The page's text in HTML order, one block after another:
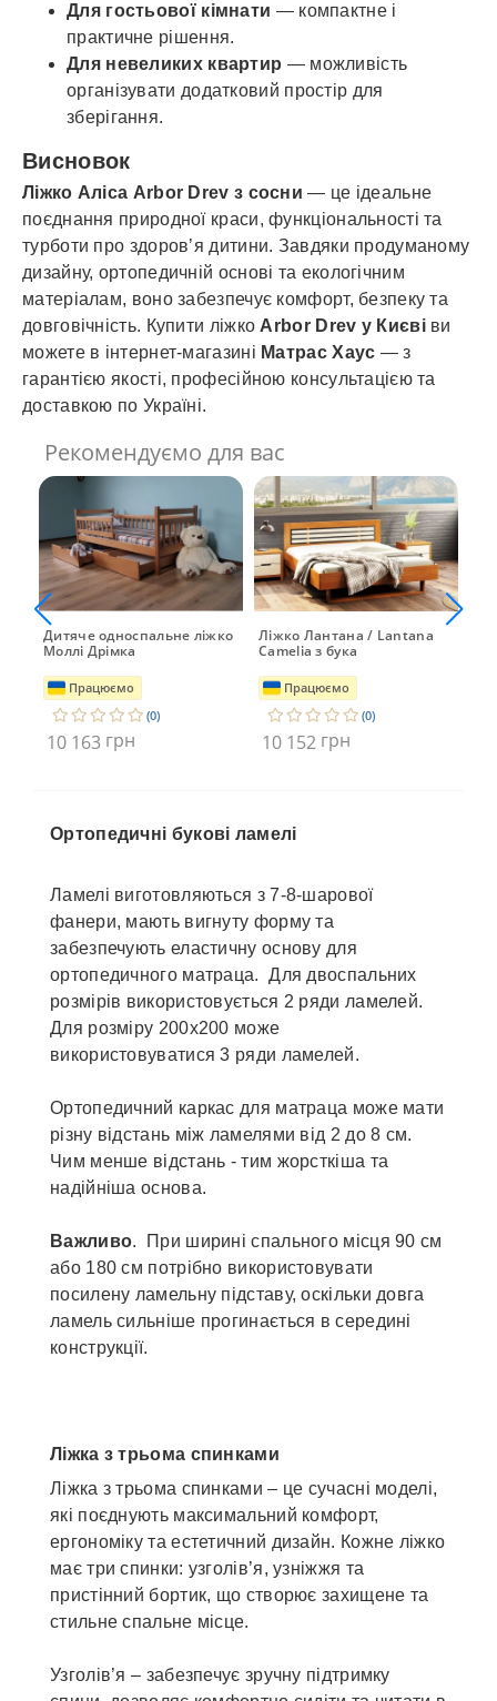
Для гостьової кімнати — компактне і
практичне рішення.
Для невеликих квартир — можливість
організувати додатковий простір для
зберігання.
Висновок
Ліжко Аліса Arbor Drev з сосни — це ідеальне
поєднання природної краси, функціональності та
турботи про здоров’я дитини. Завдяки продуманому
дизайну, ортопедичній основі та екологічним
матеріалам, воно забезпечує комфорт, безпеку та
довговічність. Купити ліжко Arbor Drev у Києвіви
можете в інтернет-магазині Матрас Хаус — з
гарантією якості, професійною консультацією та
доставкою по Україні.
Рекомендуємо для вас
Дитяче односпальне ліжко
Моллі Дрімка
Працюємо
(0)
10 163 грн
Ліжко Лантана / Lantana
Camelia з бука
Працюємо
(0)
10 152 грн
Ортопедичні букові ламелі
Ламелі виготовляються з 7-8-шарової
фанери, мають вигнуту форму та
забезпечують еластичну основу для
ортопедичного матраца. Для двоспальних
розмірів використовується 2 ряди ламелей.
Для розміру 200х200 може
використовуватися 3 ряди ламелей.
Ортопедичний каркас для матраца може мати
різну відстань між ламелями від 2 до 8 см.
Чим менше відстань - тим жорсткіша та
надійніша основа.
Важливо. При ширині спального місця 90 см
або 180 см потрібно використовувати
посилену ламельну підставу, оскільки довга
ламель сильніше прогинається в середині
конструкції.
Ліжка з трьома спинками
Ліжка з трьома спинками – це сучасні моделі,
які поєднують максимальний комфорт,
ергономіку та естетичний дизайн. Кожне ліжко
має три спинки: узголів’я, узніжжя та
пристінний бортик, що створює захищене та
стильне спальне місце.
Узголів’я – забезпечує зручну підтримку